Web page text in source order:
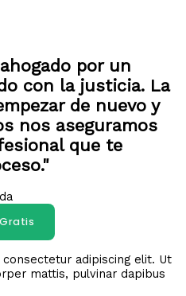
por un
con la justicia. La
de nuevo y
nos aseguramos
que te
adipiscing elit. Ut
mattis, pulvinar dapibus